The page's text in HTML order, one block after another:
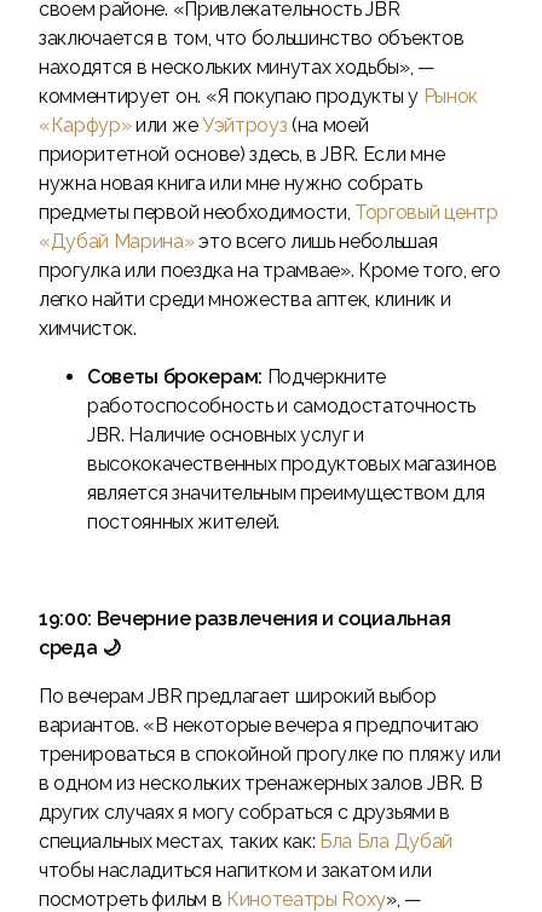
своем районе. «Привлекательность JBR
заключается в том, что большинство объектов
находятся в нескольких минутах ходьбы», —
комментирует он. «Я покупаю продукты у Рынок
«Карфур»или жеУэйтроуз (на моей
приоритетной основе) здесь, в JBR. Если мне
нужна новая книга или мне нужно собрать
предметы первой необходимости, Торговый центр
«Дубай Марина»это всего лишь небольшая
прогулка или поездка на трамвае». Кроме того, его
легко найти среди множества аптек, клиник и
химчисток.
Советы брокерам: Подчеркните
работоспособность и самодостаточность
JBR. Наличие основных услуг и
высококачественных продуктовых магазинов
является значительным преимуществом для
постоянных жителей.
19:00: Вечерние развлечения и социальная
среда 🌙
По вечерам JBR предлагает широкий выбор
вариантов. «В некоторые вечера я предпочитаю
тренироваться в спокойной прогулке по пляжу или
в одном из нескольких тренажерных залов JBR. В
других случаях я могу собраться с друзьями в
специальных местах, таких как: Бла Бла Дубай
чтобы насладиться напитком и закатом или
посмотреть фильм в Кинотеатры Roxy», —